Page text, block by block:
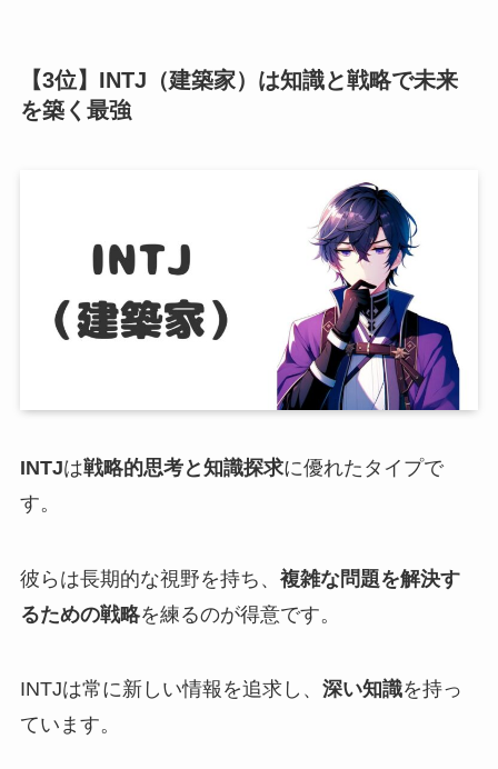
【3位】INTJ（建築家）は知識と戦略で未来
を築く最強
INTJは戦略的思考と知識探求に優れたタイプで
す。
彼らは長期的な視野を持ち、 複雑な問題を解決す
るための戦略を練るのが得意です。
INTJは常に新しい情報を追求し、 深い知識を持っ
ています。